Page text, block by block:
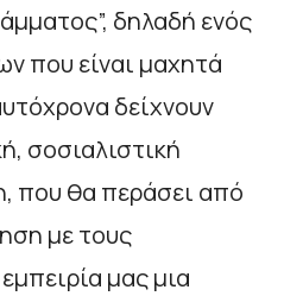
δηλαδή ενός
που είναι μαχητά
δείχνουν
σοσιαλιστική
που θα περάσει από
με τους
μας μια